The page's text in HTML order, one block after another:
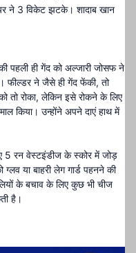
ने 3 विकेट झटके। शादाब खान
पहली ही गेंद को अल्जारी जोसफ ने
ने जैसे ही गेंद फेंकी, तो
तो रोका, लेकिन इसे रोकने के लिए
किया। उन्होंने अपने दाएं हाथ में
5 रन वेस्टइंडीज के स्कोर में जोड़
या बाहरी लेग गार्ड पहनने की
के बचाव के लिए कुछ भी चीज
है।